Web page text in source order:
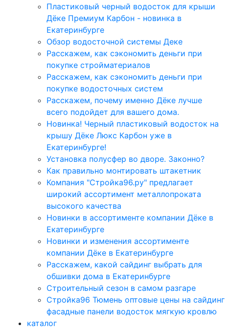
Пластиковый черный водосток для крыши
Дёке Премиум Карбон - новинка в
Екатеринбурге
Обзор водосточной системы Деке
Расскажем, как сэкономить деньги при
покупке стройматериалов
Расскажем, как сэкономить деньги при
покупке водосточных систем
Расскажем, почему именно Дёке лучше
всего подойдет для вашего дома.
Новинка! Черный пластиковый водосток на
крышу Дёке Люкс Карбон уже в
Екатеринбурге!
Установка полусфер во дворе. Законно?
Как правильно монтировать штакетник
Компания "Стройка96.ру" предлагает
широкий ассортимент металлопроката
высокого качества
Новинки в ассортименте компании Дёке в
Екатеринбурге
Новинки и изменения ассортименте
компании Дёке в Екатеринбурге
Расскажем, какой сайдинг выбрать для
обшивки дома в Екатеринбурге
Строительный сезон в самом разгаре
Стройка96 Тюмень оптовые цены на сайдинг
фасадные панели водосток мягкую кровлю
каталог